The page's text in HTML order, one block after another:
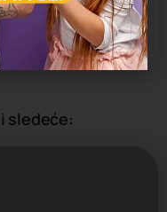
sledeće: